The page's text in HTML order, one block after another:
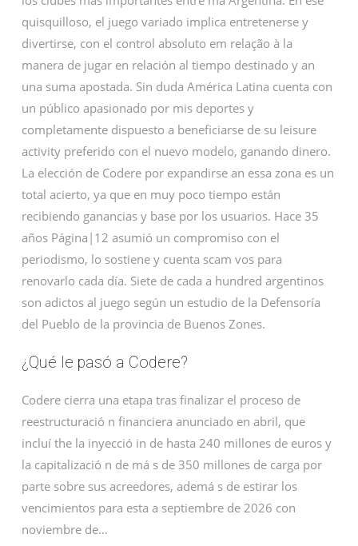
quisquilloso, el juego variado implica entretenerse y
divertirse, con el control absoluto em relação à la
manera de jugar en relación al tiempo destinado y an
una suma apostada. Sin duda América Latina cuenta con
un público apasionado por mis deportes y
completamente dispuesto a beneficiarse de su leisure
activity preferido con el nuevo modelo, ganando dinero.
La elección de Codere por expandirse an essa zona es un
total acierto, ya que en muy poco tiempo están
recibiendo ganancias y base por los usuarios. Hace 35
años Página|12 asumió un compromiso con el
periodismo, lo sostiene y cuenta scam vos para
renovarlo cada día. Siete de cada a hundred argentinos
son adictos al juego según un estudio de la Defensoría
del Pueblo de la provincia de Buenos Zones.
¿Qué le pasó a Codere?
Codere cierra una etapa tras finalizar el proceso de
reestructuració n financiera anunciado en abril, que
incluí the la inyecció in de hasta 240 millones de euros y
la capitalizació n de má s de 350 millones de carga por
parte sobre sus acreedores, ademá s de estirar los
vencimientos para esta a septiembre de 2026 con
noviembre de…